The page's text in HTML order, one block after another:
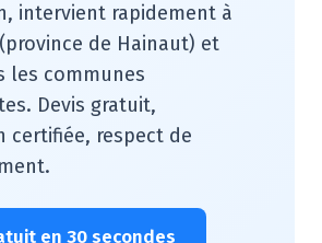
intervient rapidement à
(province de Hainaut) et
les communes
Devis gratuit,
certifiée, respect de
en 30 secondes